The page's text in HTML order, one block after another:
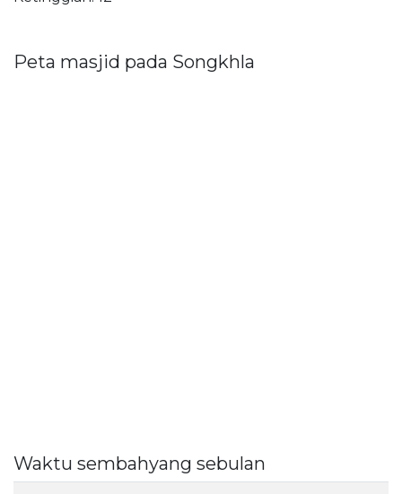
Peta masjid pada Songkhla
Waktu sembahyang sebulan